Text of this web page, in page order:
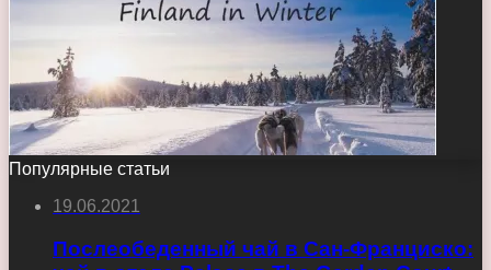
Популярные статьи
19.06.2021
Послеобеденный чай в Сан-Франциско: